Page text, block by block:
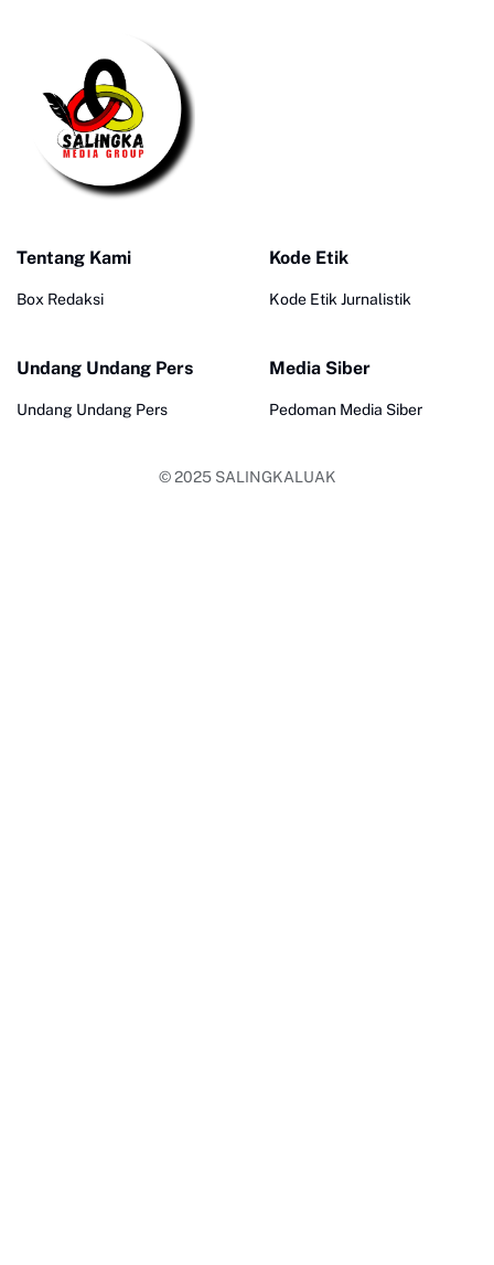
Tentang Kami
Box Redaksi
Kode Etik
Kode Etik Jurnalistik
Undang Undang Pers
Undang Undang Pers
Media Siber
Pedoman Media Siber
© 2025 SALINGKALUAK